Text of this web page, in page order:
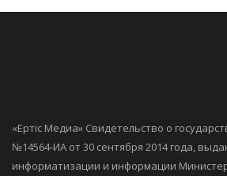
«Ертiс Медиа» Свидетельство о
№14564-ИА от 30 сентября 2014 года,
информатизации и информации